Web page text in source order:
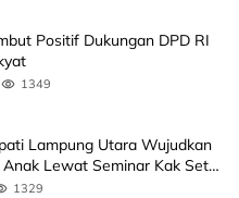
Positif Dukungan DPD RI
1349
Lampung Utara Wujudkan
Lewat Seminar Kak Seto,
1329